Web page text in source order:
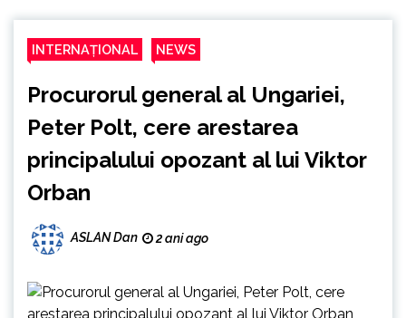
INTERNAȚIONAL NEWS
Procurorul general al Ungariei,
Peter Polt, cere arestarea
principalului opozant al lui Viktor
Orban
ASLAN Dan 2 ani ago